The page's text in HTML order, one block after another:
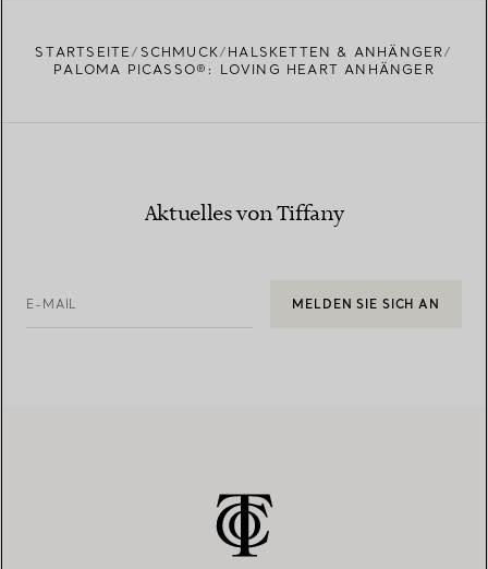
STARTSEITE SCHMUCK
HALSKETTEN & ANHÄNGER
PALOMA PICASSO®: LOVING HEART ANHÄNGER
Aktuelles von Tiffany
E-MAIL MELDEN SIE SICH AN